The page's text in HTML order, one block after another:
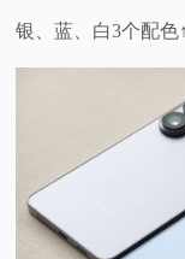
银、蓝、白3个配色